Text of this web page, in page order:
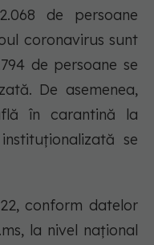
de persoane
coronavirus sunt
de persoane se
De asemenea,
în carantină la
se
conform datelor
la nivel național